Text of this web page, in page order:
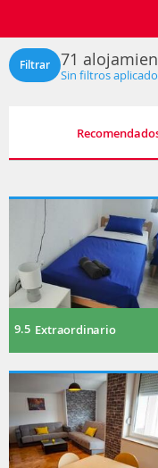
Filtrar 71
Sin filtros
9.5 Extraordinario